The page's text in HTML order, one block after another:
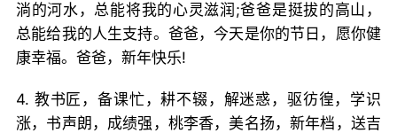
淌的河水，总能将我的心灵滋润;爸爸是挺拔的高山，
总能给我的人生支持。爸爸，今天是你的节日，愿你健
康幸福。爸爸，新年快乐!
4. 教书匠，备课忙，耕不辍，解迷惑，驱彷徨，学识
涨，书声朗，成绩强，桃李香，美名扬，新年档，送吉